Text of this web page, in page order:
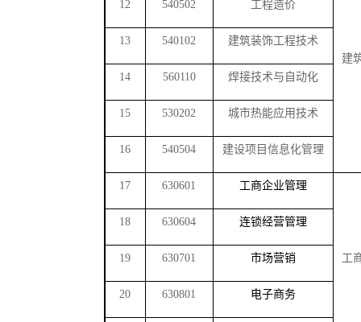
建
12 540502 工程造价
13 540102 建筑装饰工程技术
14 560110 焊接技术与自动化
15 530202 城市热能应用技术
16 540504 建设项目信息化管理
17 630601 工商企业管理
工
18 630604 连锁经营管理
19 630701 市场营销
20 630801 电子商务